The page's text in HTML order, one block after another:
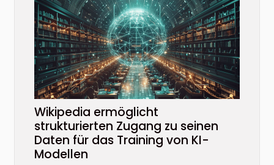
Wikipedia ermöglicht
strukturierten Zugang zu seinen
Daten für das Training von KI-
Modellen